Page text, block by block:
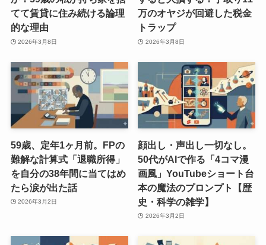
てて賃貸に住み続ける論理
的な理由
2026年3月8日
万のオヤジが回避した税金
トラップ
2026年3月8日
59歳、定年1ヶ月前。FPの
難解な計算式「退職所得」
を自分の38年間に当てはめ
たら涙が出た話
2026年3月2日
顔出し・声出し一切なし。
50代がAIで作る「4コマ漫
画風」YouTubeショート台
本の魔法のプロンプト【歴
史・科学の雑学】
2026年3月2日